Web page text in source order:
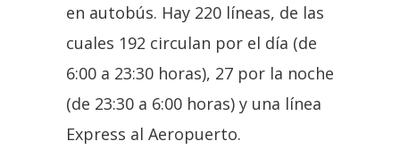
en autobús. Hay 220 líneas, de las
cuales 192 circulan por el día (de
6:00 a 23:30 horas), 27 por la noche
(de 23:30 a 6:00 horas) y una línea
Express al Aeropuerto.